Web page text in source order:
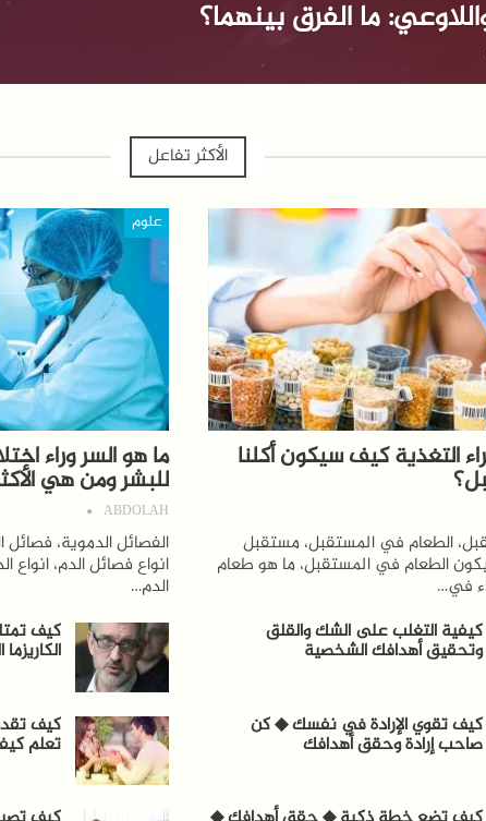
ما الفرق بينهما؟
الأكثر تفاعل
التغذية كيف سيكون أكلنا
الطعام في المستقبل، مستقبل
الطعام في المستقبل، ما هو طعام
في…
علوم
ما هو السر وراء
للبشر ومن هي
ABDOLAH
الفصائل الدموية، فصائل
الدم…
كيفية التغلب على الشك والقلق
وتحقيق أهدافك الشخصية
كيف
كيف تقوي الإرادة في نفسك ◆ كن
صاحب إرادة وحقق أهدافك
كيف
تعلم